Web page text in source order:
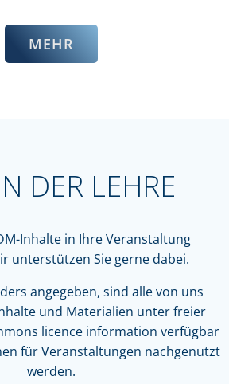
MEHR
DER LEHRE
Inhalte in Ihre Veranstaltung
unterstützen Sie gerne dabei.
angegeben, sind alle von uns
und Materialien unter freier
licence information verfügbar
für Veranstaltungen nachgenutzt
werden.